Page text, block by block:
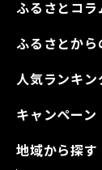
ふるさとコラ
ふるさとから
人気ランキン
キャンペーン
地域から探す